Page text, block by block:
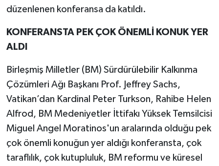
düzenlenen konferansa da katıldı.
KONFERANSTA PEK ÇOK ÖNEMLİ KONUK YER
ALDI
Birleşmiş Milletler (BM) Sürdürülebilir Kalkınma
Çözümleri Ağı Başkanı Prof. Jeffrey Sachs,
Vatikan’dan Kardinal Peter Turkson, Rahibe Helen
Alfrod, BM Medeniyetler İttifakı Yüksek Temsilcisi
Miguel Angel Moratinos'un aralarında olduğu pek
çok önemli konuğun yer aldığı konferansta, çok
taraflılık, çok kutupluluk, BM reformu ve küresel